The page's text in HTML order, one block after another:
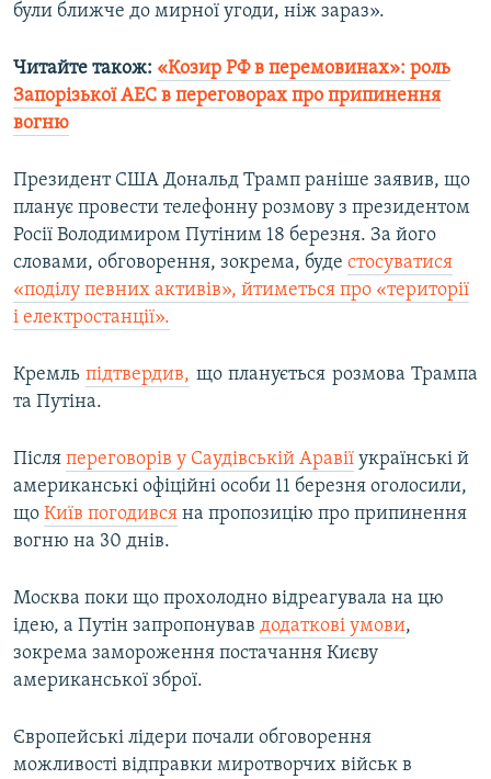
були ближче до мирної угоди, ніж зараз».
Читайте також: «Козир РФ в перемовинах»: роль
Запорізької АЕС в переговорах про припинення
вогню
Президент США Дональд Трамп раніше заявив, що
планує провести телефонну розмову з президентом
Росії Володимиром Путіним 18 березня. За його
словами, обговорення, зокрема, буде стосуватися
«поділу певних активів», йтиметься про «території
і електростанції».
Кремльпідтвердив, що планується розмова Трампа
та Путіна.
Після переговорів у Саудівській Аравії українські й
американські офіційні особи 11 березня оголосили,
що Київ погодився на пропозицію про припинення
вогню на 30 днів.
Москва поки що прохолодно відреагувала на цю
ідею, а Путін запропонував додаткові умови,
зокрема замороження постачання Києву
американської зброї.
Європейські лідери почали обговорення
можливості відправки миротворчих військ в